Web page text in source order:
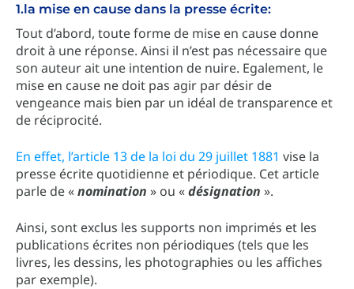
1.la mise en cause dans la presse écrite:
Tout d’abord, toute forme de mise en cause donne
droit à une réponse. Ainsi il n’est pas nécessaire que
son auteur ait une intention de nuire. Egalement, le
mise en cause ne doit pas agir par désir de
vengeance mais bien par un idéal de transparence et
de réciprocité.
En effet, l’article 13 de la loi du 29 juillet 1881 vise la
presse écrite quotidienne et périodique. Cet article
parle de «nomination » ou «désignation ».
Ainsi, sont exclus les supports non imprimés et les
publications écrites non périodiques (tels que les
livres, les dessins, les photographies ou les affiches
par exemple).